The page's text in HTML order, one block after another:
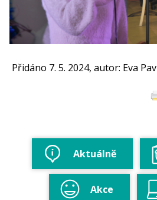
Přidáno 7. 5. 2024, autor: Eva
Aktuálně
Akce